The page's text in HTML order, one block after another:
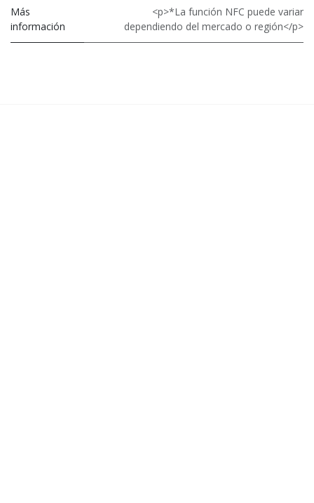
Más
información
<p>*La función NFC puede variar
dependiendo del mercado o región</p>